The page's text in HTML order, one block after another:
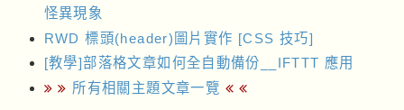
怪異現象
RWD 標頭(header)圖片實作 [CSS 技巧]
[教學]部落格文章如何全自動備份__IFTTT 應用
所有相關主題文章一覽